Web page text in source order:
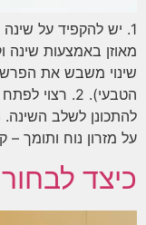
1. יש להקפיד על
מאוזן באמצעות שינה
שינוי משבש את
הטבעי). 2.
על מזרון נוח ותומך
כיצד